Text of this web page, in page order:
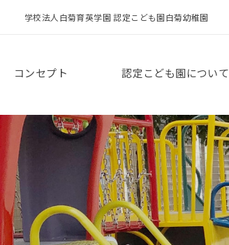
学校法人白菊育英学園 認定こども園白菊幼稚園
コンセプト 認定こども園について